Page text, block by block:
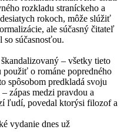
rozkladu straníckeho a
rokoch, môže slúžiť
ale súčasný čitateľ
so súčasnosťou.
– všetky tieto
o románe popredného
spôsobom predkladá svoju
zápas medzi pravdou a
ľudí, povedal ktorýsi filozof a
vydanie dnes už